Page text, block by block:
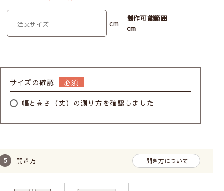
cm
制作可能範囲
cm
サイズの確認
幅と高さ（丈）の測り方を確認しました
開き方 開き方について